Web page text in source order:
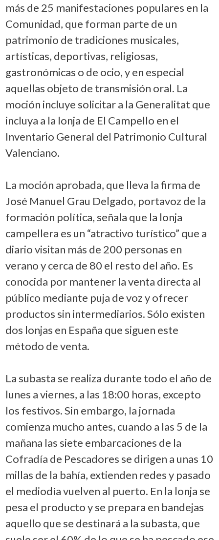
más de 25 manifestaciones populares en la
Comunidad, que forman parte de un
patrimonio de tradiciones musicales,
artísticas, deportivas, religiosas,
gastronómicas o de ocio, y en especial
aquellas objeto de transmisión oral. La
moción incluye solicitar a la Generalitat que
incluya a la lonja de El Campello en el
Inventario General del Patrimonio Cultural
Valenciano.
La moción aprobada, que lleva la firma de
José Manuel Grau Delgado, portavoz de la
formación política, señala que la lonja
campellera es un “atractivo turístico” que a
diario visitan más de 200 personas en
verano y cerca de 80 el resto del año. Es
conocida por mantener la venta directa al
público mediante puja de voz y ofrecer
productos sin intermediarios. Sólo existen
dos lonjas en España que siguen este
método de venta.
La subasta se realiza durante todo el año de
lunes a viernes, a las 18:00 horas, excepto
los festivos. Sin embargo, la jornada
comienza mucho antes, cuando a las 5 de la
mañana las siete embarcaciones de la
Cofradía de Pescadores se dirigen a unas 10
millas de la bahía, extienden redes y pasado
el mediodía vuelven al puerto. En la lonja se
pesa el producto y se prepara en bandejas
aquello que se destinará a la subasta, que